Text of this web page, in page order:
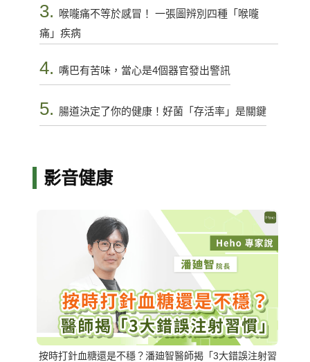
3.
喉嚨痛不等於感冒！ 一張圖辨別四種「喉嚨
痛」疾病
4. 嘴巴有苦味，當心是4個器官發出警訊
5. 腸道決定了你的健康！好菌「存活率」是關鍵
影音健康
按時打針血糖還是不穩？潘廸智醫師揭「3大錯誤注射習